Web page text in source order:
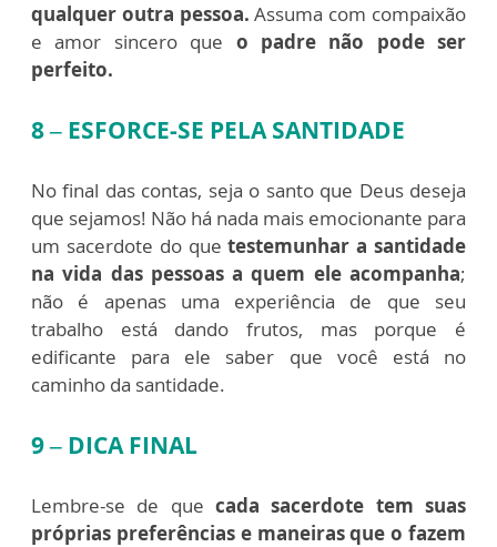
qualquer outra pessoa. Assuma com compaixão
e amor sincero que o padre não pode ser
perfeito.
8 – ESFORCE-SE PELA SANTIDADE
No final das contas, seja o santo que Deus deseja
que sejamos! Não há nada mais emocionante para
um sacerdote do que testemunhar a santidade
na vida das pessoas a quem ele acompanha;
não é apenas uma experiência de que seu
trabalho está dando frutos, mas porque é
edificante para ele saber que você está no
caminho da santidade.
9 – DICA FINAL
Lembre-se de que cada sacerdote tem suas
próprias preferências e maneiras que o fazem